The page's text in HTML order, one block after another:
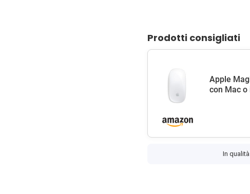
Prodotti consigliati
Apple
con Mac o
In